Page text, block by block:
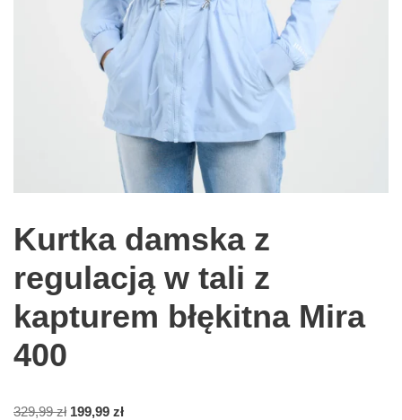
Kurtka damska z
regulacją w tali z
kapturem błękitna Mira
400
329,99zł 199,99 zł